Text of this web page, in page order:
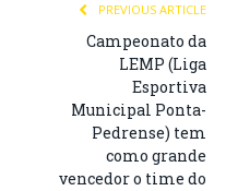
PREVIOUS ARTICLE
Campeonato da
LEMP (Liga
Esportiva
Municipal Ponta-
Pedrense) tem
como grande
vencedor o time do